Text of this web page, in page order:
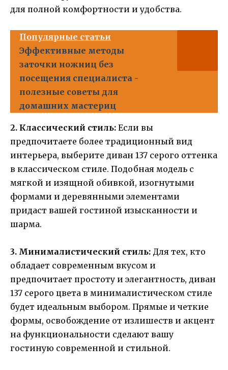
для полной комфортности и удобства.
Популярные статьи
Эффективные методы
заточки ножниц без
посещения специалиста -
полезные советы для
домашних мастериц
2. Классический стиль: Если вы
предпочитаете более традиционный вид
интерьера, выберите диван 137 серого оттенка
в классическом стиле. Подобная модель с
мягкой и изящной обивкой, изогнутыми
формами и деревянными элементами
придаст вашей гостиной изысканности и
шарма.
3. Минималистический стиль: Для тех, кто
обладает современным вкусом и
предпочитает простоту и элегантность, диван
137 серого цвета в минималистическом стиле
будет идеальным выбором. Прямые и четкие
формы, освобождение от излишеств и акцент
на функциональности сделают вашу
гостиную современной и стильной.